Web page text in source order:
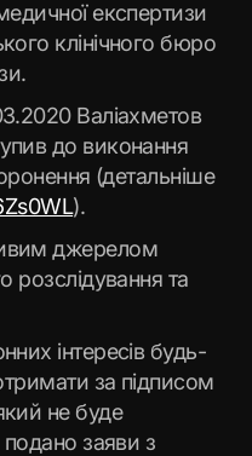
експертизи
клінічного бюро
Валіахметов
до виконання
(детальніше
).
джерелом
розслідування та
інтересів будь-
за підписом
не буде
подано заяви з